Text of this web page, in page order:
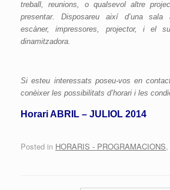
treball, reunions, o qualsevol altre
presentar. Disposareu així d’una sala
escàner, impressores, projector, i el
dinamitzadora.
Si esteu interessats poseu-vos en
conèixer les possibilitats d’horari i les
Horari ABRIL – JULIOL 2014
Posted in HORARIS - PROGRAMACIONS,